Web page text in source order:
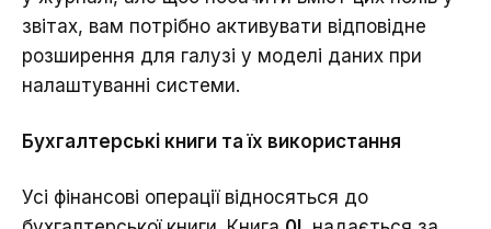
звітах, вам потрібно активувати відповідне
розширення для галузі у моделі даних при
налаштуванні системи.
Бухгалтерські книги та їх використання
Усі фінансові операції відносяться до